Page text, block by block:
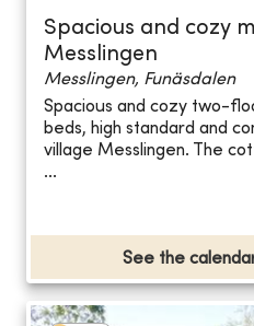
Spacious and cozy
Messlingen
Messlingen, Funäsdalen
Spacious and cozy two-
beds, high standard and
village Messlingen. The
...
See the